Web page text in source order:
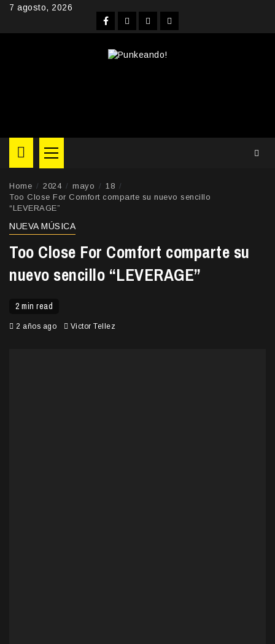
Skip7 agosto, 2026
FacebookInstagram
YouTubeTwitter
Primary
Menu
Home 2024 mayo
18
Too Close For Comfort comparte su nuevo sencillo
“LEVERAGE”
NUEVA MÚSICA
Too Close For Comfort comparte su
nuevo sencillo “LEVERAGE”
2 min read
2 años ago Victor Tellez